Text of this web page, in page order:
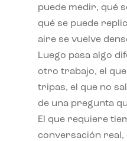
puede medir, qué
qué se puede
aire se vuelve
Luego pasa algo
otro trabajo, el que
tripas, el que no
de una pregunta
El que requiere
conversación real,